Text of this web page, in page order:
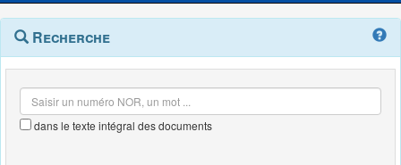
Navigation
outils
Menu
contextuel
Recherche
dans le texte intégral des documents